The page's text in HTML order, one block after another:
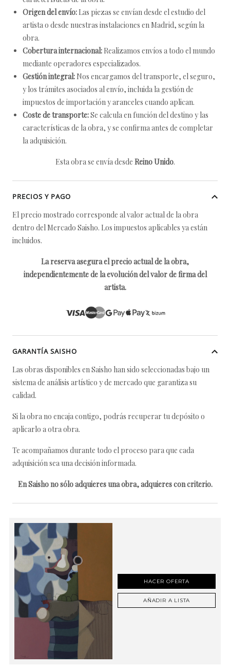
Origen del envío: Las piezas se envían desde el estudio del
artista o desde nuestras instalaciones en Madrid, según la
obra.
Cobertura internacional: Realizamos envíos a todo el mundo
mediante operadores especializados.
Gestión integral: Nos encargamos del transporte, el seguro,
y los trámites asociados al envío, incluida la gestión de
impuestos de importación y aranceles cuando aplican.
Coste de transporte:Se calcula en función del destino y las
características de la obra, y se confirma antes de completar
la adquisición.
Esta obra se envía desde Reino Unido.
PRECIOS Y PAGO
El precio mostrado corresponde al valor actual de la obra
dentro del Mercado Saisho. Los impuestos aplicables ya están
incluidos.
La reserva asegura el precio actual de la obra,
independientemente de la evolución del valor de firma del
artista.
GARANTÍA SAISHO
Las obras disponibles en Saisho han sido seleccionadas bajo un
sistema de análisis artístico y de mercado que garantiza su
calidad.
Si la obra no encaja contigo, podrás recuperar tu depósito o
aplicarlo a otra obra.
Te acompañamos durante todo el proceso para que cada
adquisición sea una decisión informada.
En Saisho no sólo adquieres una obra, adquieres con criterio.
HACER OFERTA
AÑADIR A LISTA